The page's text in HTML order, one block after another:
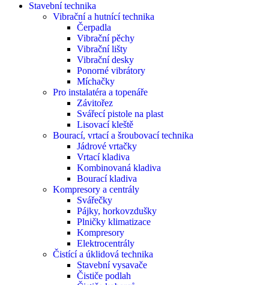
Stavební technika
Vibrační a hutnící technika
Čerpadla
Vibrační pěchy
Vibrační lišty
Vibrační desky
Ponorné vibrátory
Míchačky
Pro instalatéra a topenáře
Závitořez
Svářecí pistole na plast
Lisovací kleště
Bourací, vrtací a šroubovací technika
Jádrové vrtačky
Vrtací kladiva
Kombinovaná kladiva
Bourací kladiva
Kompresory a centrály
Svářečky
Pájky, horkovzdušky
Plničky klimatizace
Kompresory
Elektrocentrály
Čistící a úklidová technika
Stavební vysavače
Čističe podlah